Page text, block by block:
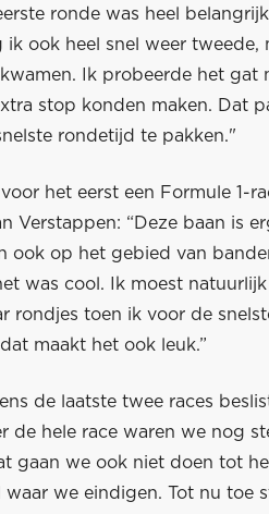
ronde was heel
ik ook heel snel weer tweede,
Ik probeerde het gat
stop konden maken. Dat
rondetijd te pakken."
het eerst een Formule 1-
Verstappen: “Deze baan is
ook op het gebied van
was cool. Ik moest
rondjes toen ik voor de
maakt het ook leuk.”
de laatste twee races
de hele race waren we nog
gaan we ook niet doen tot
waar we eindigen. Tot nu toe